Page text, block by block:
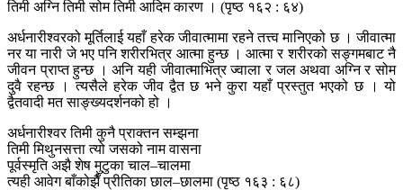
तिमी अग्नि तिमी सोम तिमी आदिम कारण । (पृष्ठ १६२ : ६४)
अर्धनारीश्वरको मूर्तिलाई यहाँ हरेक जीवात्मामा रहने तत्त्व मानिएको छ । जीवात्मा
नर या नारी जे भए पनि शरीरभित्र आत्मा हुन्छ । आत्मा र शरीरको सङ्गमबाट नै
जीवन प्राप्त हुन्छ । अनि यही जीवात्माभित्र ज्वाला र जल अथवा अग्नि र सोम
दुवै रहन्छ । त्यसैले हरेक जीव द्वैत छ भने कुरा यहाँ प्रस्तुत भएको छ । यो
द्वैतवादी मत साङ्ख्यदर्शनको हो ।
अर्धनारीश्वर तिमी कुनै प्राक्तन सम्झना
तिमी मिथुनसत्ता त्यो जसको नाम वासना
पूर्वस्मृति अझै शेष मुटुका चाल–चालमा
त्यही आवेग बाँकोझैँ प्रीतिका छाल–छालमा (पृष्ठ १६३ : ६८)